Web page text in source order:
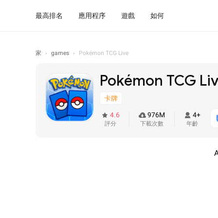
最高排名 應用程序 遊戲 如何
家 › games › Pokémon TCG Live
Pokémon TCG
卡牌
4.6
評分
976M
下載次數
4+
年齡